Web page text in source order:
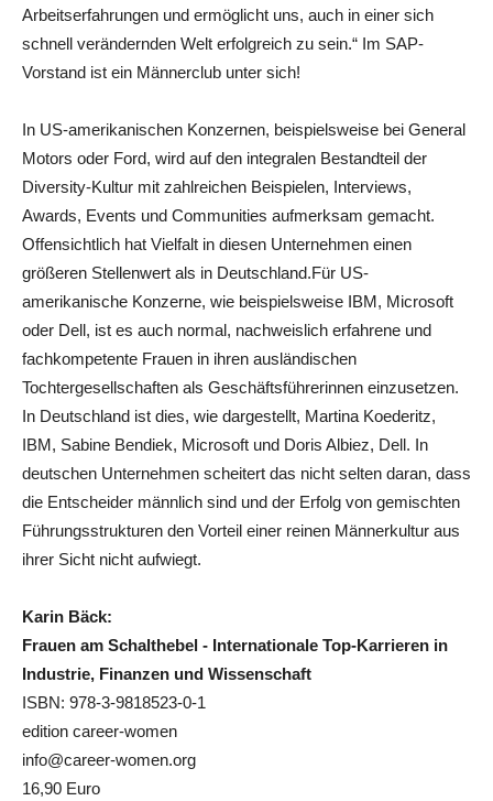
Arbeitserfahrungen und ermöglicht uns, auch in einer sich
schnell verändernden Welt erfolgreich zu sein.“ Im SAP-
Vorstand ist ein Männerclub unter sich!
In US-amerikanischen Konzernen, beispielsweise bei General
Motors oder Ford, wird auf den integralen Bestandteil der
Diversity-Kultur mit zahlreichen Beispielen, Interviews,
Awards, Events und Communities aufmerksam gemacht.
Offensichtlich hat Vielfalt in diesen Unternehmen einen
größeren Stellenwert als in Deutschland.Für US-
amerikanische Konzerne, wie beispielsweise IBM, Microsoft
oder Dell, ist es auch normal, nachweislich erfahrene und
fachkompetente Frauen in ihren ausländischen
Tochtergesellschaften als Geschäftsführerinnen einzusetzen.
In Deutschland ist dies, wie dargestellt, Martina Koederitz,
IBM, Sabine Bendiek, Microsoft und Doris Albiez, Dell. In
deutschen Unternehmen scheitert das nicht selten daran, dass
die Entscheider männlich sind und der Erfolg von gemischten
Führungsstrukturen den Vorteil einer reinen Männerkultur aus
ihrer Sicht nicht aufwiegt.
Karin Bäck:
Frauen am Schalthebel - Internationale Top-Karrieren in
Industrie, Finanzen und Wissenschaft
ISBN: 978-3-9818523-0-1
edition career-women
info@career-women.org
16,90 Euro